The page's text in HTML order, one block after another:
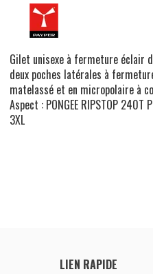
Gilet unisexe à fermeture éclair
deux poches latérales à
matelassé et en micropolaire à
Aspect : PONGEE RIPSTOP
3XL
LIEN RAPIDE